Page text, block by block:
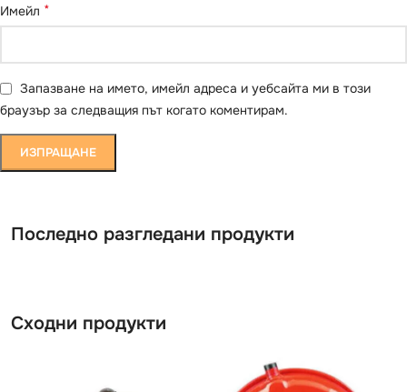
Имейл *
Запазване на името, имейл адреса и уебсайта ми в този
браузър за следващия път когато коментирам.
Последно разгледани продукти
Сходни продукти